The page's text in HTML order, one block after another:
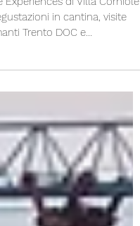
Valle di Cembra.
Experiences di Villa Corniole